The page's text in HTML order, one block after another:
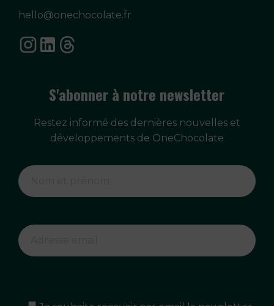
hello@onechocolate.fr
S'abonner à notre newsletter
Restez informé des dernières nouvelles et
développements de OneChocolate